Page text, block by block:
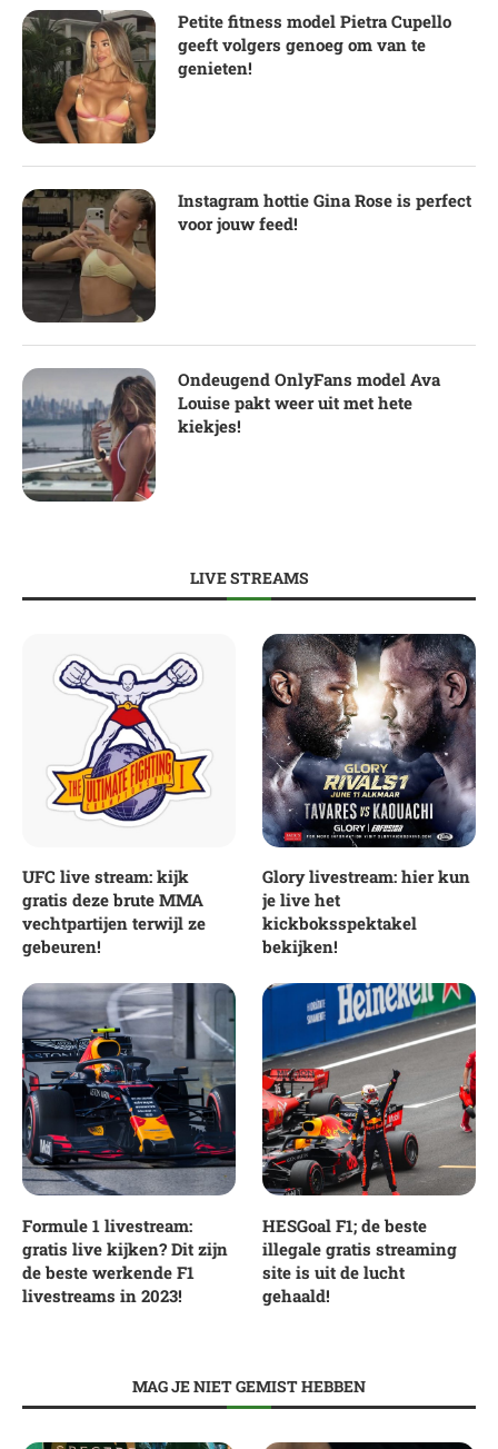
Petite fitness model Pietra Cupello
geeft volgers genoeg om van te
genieten!
Instagram hottie Gina Rose is perfect
voor jouw feed!
Ondeugend OnlyFans model Ava
Louise pakt weer uit met hete
kiekjes!
LIVE STREAMS
UFC live stream: kijk
gratis deze brute MMA
vechtpartijen terwijl ze
gebeuren!
Glory livestream: hier kun
je live het
kickboksspektakel
bekijken!
Formule 1 livestream:
gratis live kijken? Dit zijn
de beste werkende F1
livestreams in 2023!
HESGoal F1; de beste
illegale gratis streaming
site is uit de lucht
gehaald!
MAG JE NIET GEMIST HEBBEN